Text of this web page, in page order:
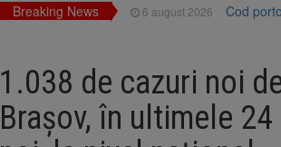
Breaking News 6 august 2026 Cod
6 august 2026 Urmele
6 august 2026
AUR a
Dan
1.038 de cazuri noi
Brașov, în ultimele